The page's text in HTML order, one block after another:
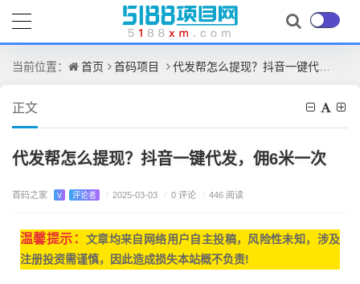
当前位置： 首页 首码项目 代发帮怎么提现？抖音一键代发，佣6米一次
正文
代发帮怎么提现？抖音一键代发，佣6米一次
首码之家 V 评论者 / 2025-03-03 / 0 评论 / 446 阅读
温馨提示： 文章均来自网络用户自主投稿， 风险性未知，涉及
注册投资需谨慎，因此造成损失本站概不负责!